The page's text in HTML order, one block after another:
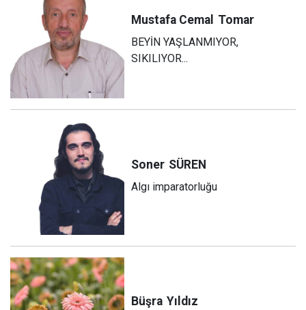
Mustafa Cemal Tomar
BEYİN YAŞLANMIYOR,
SIKILIYOR...
Soner SÜREN
Algı imparatorluğu
Büşra Yıldız